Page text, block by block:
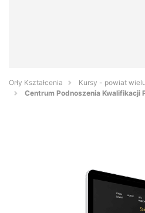
Orły Kształcenia
Kursy - powiat
Centrum Podnoszenia Kwalifikacji